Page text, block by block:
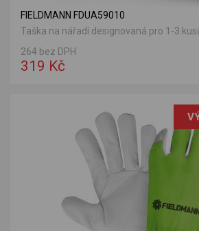
FIELDMANN FDUA59010
Taška na nářadí designovaná pro 1-3
264 bez DPH
319 Kč